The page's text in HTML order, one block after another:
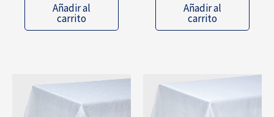
Añadir al
carrito
Añadir al
carrito